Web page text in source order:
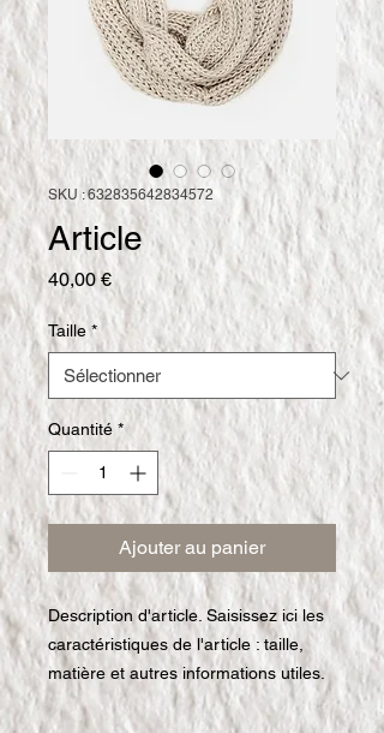
SKU : 632835642834572
Article
40,00 €Prix
Taille *
Quantité *
Ajouter au panier
Description d'article. Saisissez ici les
caractéristiques de l'article : taille,
matière et autres informations utiles.